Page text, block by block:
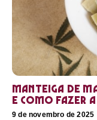
Manteiga de
e como fazer
9 de novembro de 2025